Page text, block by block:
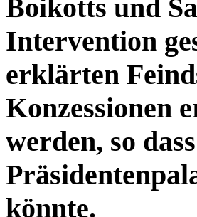
Boikotts und
Intervention
erklärten
Konzessionen
werden, so
könnte.